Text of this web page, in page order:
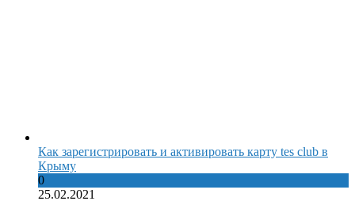
Как зарегистрировать и активировать карту tes club в
Крыму
0
25.02.2021